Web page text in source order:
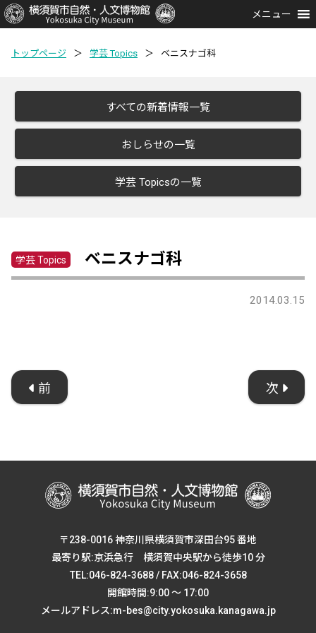
メニュー
トップページ ＞ 学芸 Topics ＞ ベニスナゴ科
すべての新着情報一覧
おしらせの一覧
学芸 Topicsの一覧
学芸 Topics ベニスナゴ科
2014.03.15
前 次
〒238-0016 神奈川県横須賀市深田台95 番地
最寄り駅:京浜急行 横須賀中央駅から徒歩10 分
TEL:046-824-3688 / FAX:046-824-3658
開館時間:9:00 ～ 17:00
メールアドレス:m-bes@city.yokosuka.kanagawa.jp